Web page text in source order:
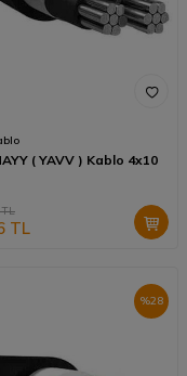
( YAVV ) Kablo 4x10
TL
TL
%28